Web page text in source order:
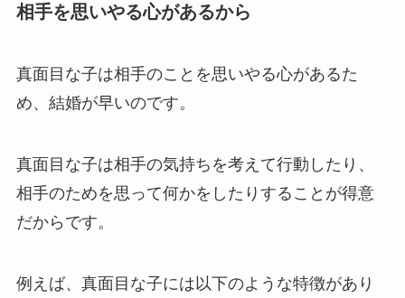
相手を思いやる心があるから
真面目な子は相手のことを思いやる心があるた
め、結婚が早いのです。
真面目な子は相手の気持ちを考えて行動したり、
相手のためを思って何かをしたりすることが得意
だからです。
例えば、真面目な子には以下のような特徴があり